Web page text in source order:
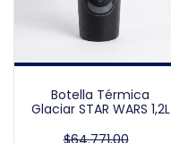
Botella Térmica
Glaciar STAR WARS 1,2L